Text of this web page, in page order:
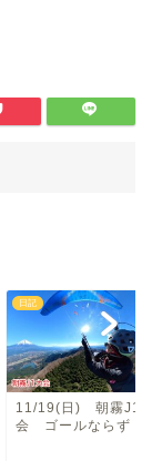
日記
11/19(日) 朝霧J1
会 ゴールならず